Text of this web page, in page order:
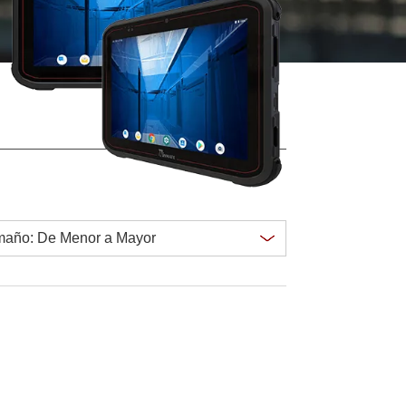
More
Grado de Acero Inoxidable
Panel PC de Acero Inoxidable
Pantalla de Acero Inoxidable